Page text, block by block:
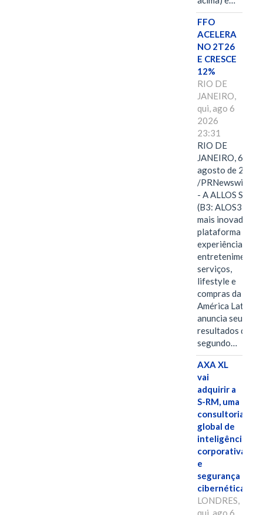
FFO
ACELERA
NO 2T26
E CRESCE
12%
RIO DE
JANEIRO,
qui, ago 6
2026
23:31
RIO DE
JANEIRO, 6 de
agosto de 2026
/PRNewswire/ -
- A ALLOS S.A.
(B3: ALOS3), a
mais inovadora
plataforma de
experiências,
entretenimento,
serviços,
lifestyle e
compras da
América Latina
anuncia seus
resultados do
segundo…
AXA XL
vai
adquirir a
S-RM, uma
consultoria
global de
inteligência
corporativa
e
segurança
cibernética
LONDRES,
qui, ago 6